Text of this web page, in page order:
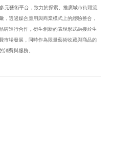
藝術平台，致力於探索、推廣城市街頭流
透過媒合應用與商業模式上的經驗整合，
牌進行合作，衍生創新的表現形式融接於生
市場發展，同時作為限量藝術收藏與商品的
消費與服務。